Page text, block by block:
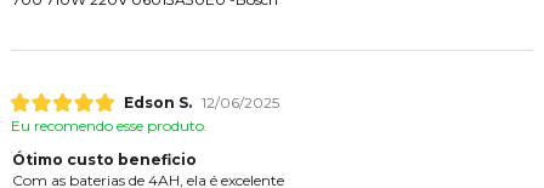
Edson S. 12/06/2025
Eu recomendo esse produto.
Ótimo custo beneficio
Com as baterias de 4AH, ela é excelente